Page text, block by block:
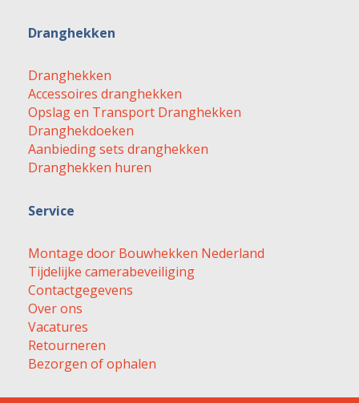
Dranghekken
Dranghekken
Accessoires dranghekken
Opslag en Transport Dranghekken
Dranghekdoeken
Aanbieding sets dranghekken
Dranghekken huren
Service
Montage door Bouwhekken Nederland
Tijdelijke camerabeveiliging
Contactgegevens
Over ons
Vacatures
Retourneren
Bezorgen of ophalen